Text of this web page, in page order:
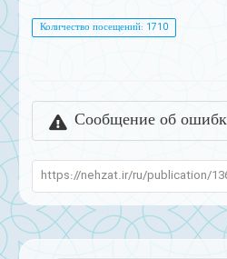
Количество посещений: 1710
Сообщение об